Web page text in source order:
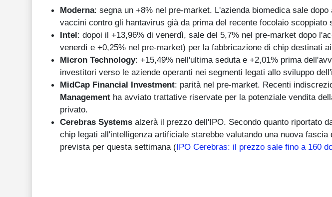
Moderna: segna un +8% nel pre-market. L'azienda biomedica sale
vaccini contro gli hantavirus già da prima del recente focolaio scoppiato
Intel: dopoi il +13,96% di venerdì, sale del 5,7% nel pre-market dopo
venerdì e +0,25% nel pre-market) per la fabbricazione di chip destinati
Micron Technology: +15,49% nell'ultima seduta e +2,01% prima
investitori verso le aziende operanti nei segmenti legati allo sviluppo
MidCap Financial Investment: parità nel pre-market. Recenti
Management ha avviato trattative riservate per la potenziale vendita
privato.
Cerebras Systems alzerà il prezzo dell'IPO. Secondo quanto riportato
chip legati all'intelligenza artificiale starebbe valutando una nuova
prevista per questa settimana (IPO Cerebras: il prezzo sale fino a 160